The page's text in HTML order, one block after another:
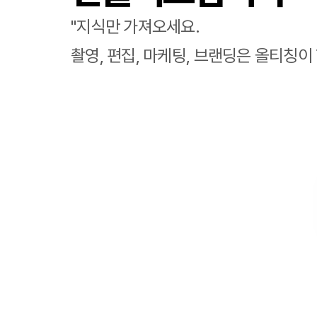
"지식만 가져오세요.
촬영, 편집, 마케팅, 브랜딩은 올티칭